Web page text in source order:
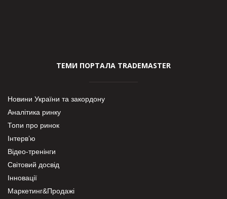
ТЕМИ ПОРТАЛА TRADEMASTER
Новини України та закордону
Аналітика ринку
Топи про ринок
Інтерв’ю
Відео-тренінги
Світовий досвід
Інновації
Маркетинг&Продажі